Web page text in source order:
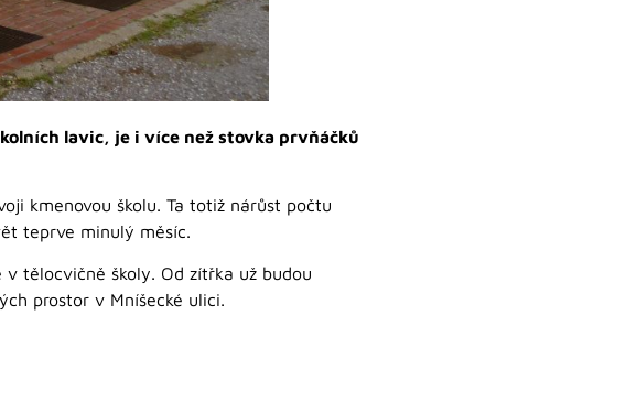
lavic, je i více než stovka prvňáčků
kmenovou školu. Ta totiž nárůst počtu
teprve minulý měsíc.
tělocvičně školy. Od zítřka už budou
prostor v Mníšecké ulici.